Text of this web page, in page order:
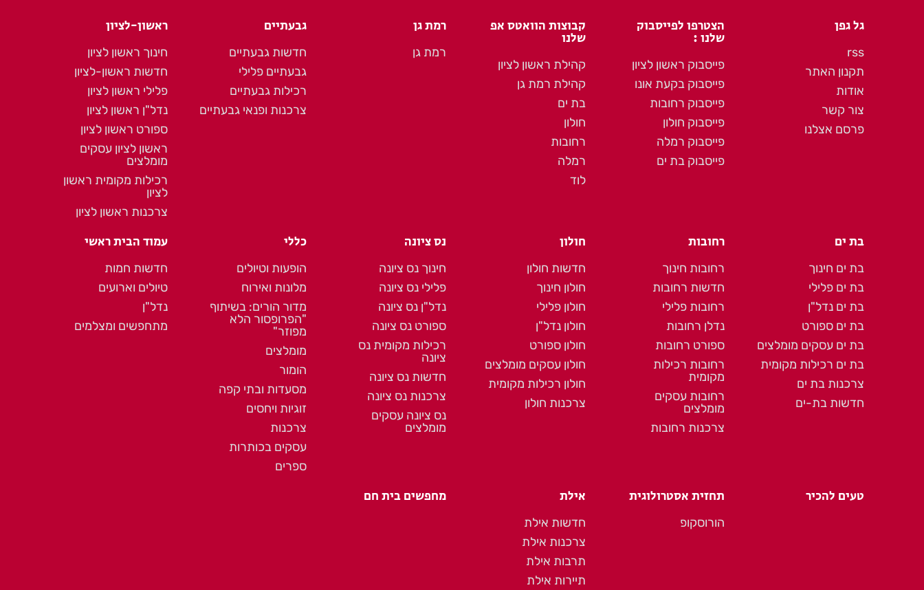
גל גפן
rss
תקנון האתר
אודות
צור קשר
פרסם אצלנו
הצטרפו לפייסבוק
שלנו :
פייסבוק ראשון לציון
פייסבוק בקעת אונו
פייסבוק רחובות
פייסבוק חולון
פייסבוק רמלה
פייסבוק בת ים
קבוצות הוואטס אפ
שלנו
קהילת ראשון לציון
קהילת רמת גן
בת ים
חולון
רחובות
רמלה
לוד
רמת גן
רמת גן
גבעתיים
חדשות גבעתיים
גבעתיים פלילי
רכילות גבעתיים
צרכנות ופנאי גבעתיים
ראשון-לציון
חינוך ראשון לציון
חדשות ראשון-לציון
פלילי ראשון לציון
נדל"ן ראשון לציון
ספורט ראשון לציון
ראשון לציון עסקים
מומלצים
רכילות מקומית ראשון
לציון
צרכנות ראשון לציון
בת ים
בת ים חינוך
בת ים פלילי
בת ים נדל"ן
בת ים ספורט
בת ים עסקים מומלצים
בת ים רכילות מקומית
צרכנות בת ים
חדשות בת-ים
רחובות
רחובות חינוך
חדשות רחובות
רחובות פלילי
נדלן רחובות
ספורט רחובות
רחובות רכילות
מקומית
רחובות עסקים
מומלצים
צרכנות רחובות
חולון
חדשות חולון
חולון חינוך
חולון פלילי
חולון נדל"ן
חולון ספורט
חולון עסקים מומלצים
חולון רכילות מקומית
צרכנות חולון
נס ציונה
חינוך נס ציונה
פלילי נס ציונה
נדל"ן נס ציונה
ספורט נס ציונה
רכילות מקומית נס
ציונה
חדשות נס ציונה
צרכנות נס ציונה
נס ציונה עסקים
מומלצים
כללי
הופעות וטיולים
מלונות ואירוח
מדור הורים: בשיתוף
"הפרופסור הלא
מפוזר"
מומלצים
הומור
מסעדות ובתי קפה
זוגיות ויחסים
צרכנות
עסקים בכותרות
ספרים
עמוד הבית ראשי
חדשות חמות
טיולים וארועים
נדל"ן
מתחפשים ומצלמים
טעים להכיר תחזית אסטרולוגית
הורוסקופ
אילת
חדשות אילת
צרכנות אילת
תרבות אילת
תיירות אילת
מחפשים בית חם